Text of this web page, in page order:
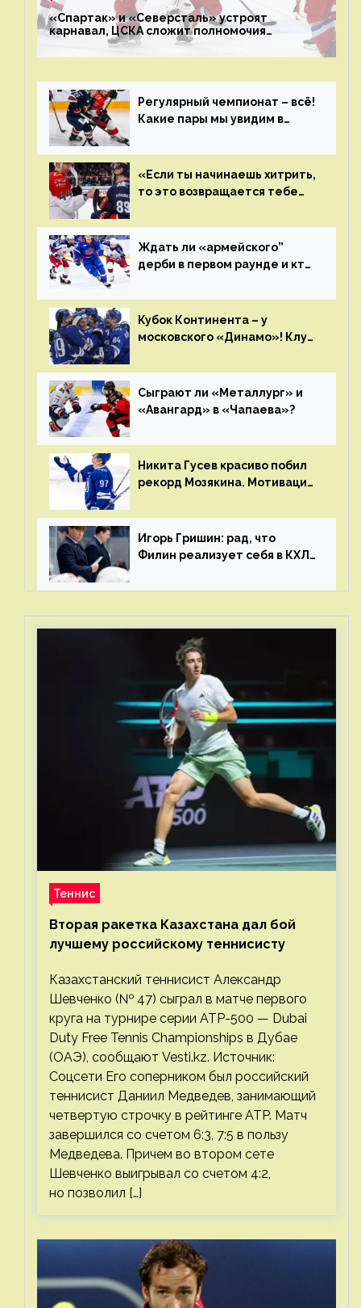
«Спартак» и «Северсталь» устроят
карнавал, ЦСКА сложит полномочия
чемпиона. Превью первого раунда плей-офф
на Западе
Регулярный чемпионат – всё!
Какие пары мы увидим в
«Если ты начинаешь хитрить,
то это возвращается тебе
Ждать ли «армейского”
дерби в первом раунде и кто
Главные интриги последнего
дня «регулярки” КХЛ
Кубок Континента – у
московского «Динамо»! Клуб
сезон
Сыграют ли «Металлург» и
«Авангард» в «Чапаева»?
Никита Гусев красиво побил
рекорд Мозякина. Мотивации
много
Игорь Гришин: рад, что
Филин реализует себя в КХЛ
стали загонять его в рамки
Теннис
Вторая ракетка Казахстана дал бой
лучшему российскому теннисисту
Казахстанский теннисист Александр
Шевченко (№ 47) сыграл в матче первого
круга на турнире серии ATP-500 — Dubai
Duty Free Tennis Championships в Дубае
(ОАЭ), сообщают Vesti.kz. Источник:
Соцсети Его соперником был российский
теннисист Даниил Медведев, занимающий
четвертую строчку в рейтинге ATP. Матч
завершился со счетом 6:3, 7:5 в пользу
Медведева. Причем во втором сете
Шевченко выигрывал со счетом 4:2,
но позволил […]